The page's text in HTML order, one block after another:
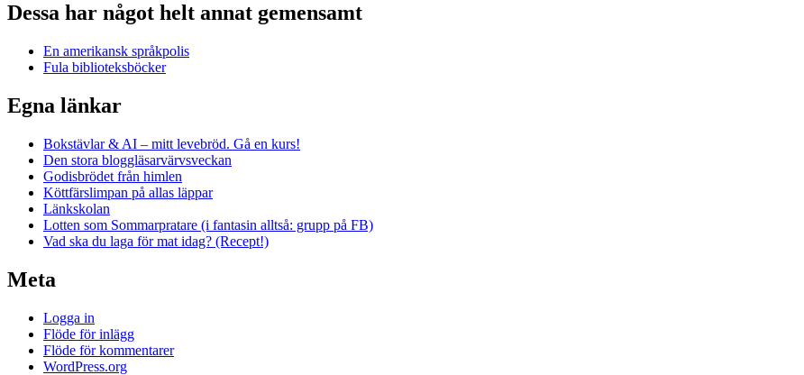
Dessa har något helt annat gemensamt
En amerikansk språkpolis
Fula biblioteksböcker
Egna länkar
Bokstävlar & AI – mitt levebröd. Gå en kurs!
Den stora bloggläsarvärvsveckan
Godisbrödet från himlen
Köttfärslimpan på allas läppar
Länkskolan
Lotten som Sommarpratare (i fantasin alltså: grupp på FB)
Vad ska du laga för mat idag? (Recept!)
Meta
Logga in
Flöde för inlägg
Flöde för kommentarer
WordPress.org